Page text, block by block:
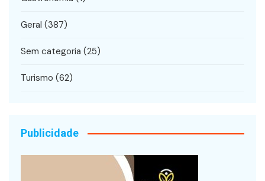
Geral (387)
Sem categoria (25)
Turismo (62)
Publicidade